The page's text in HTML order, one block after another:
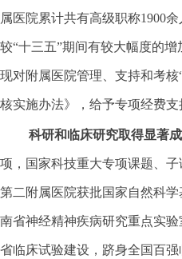
属医院累计共有高级职称1900
较“十三五”期间有较大幅度的
现对附属医院管理、支持和考
核实施办法》，给予专项经费
科研和临床研究取得显著成
项，国家科技重大专项课题、
第二附属医院获批国家自然科
南省神经精神疾病研究重点实
省临床试验建设，跻身全国百